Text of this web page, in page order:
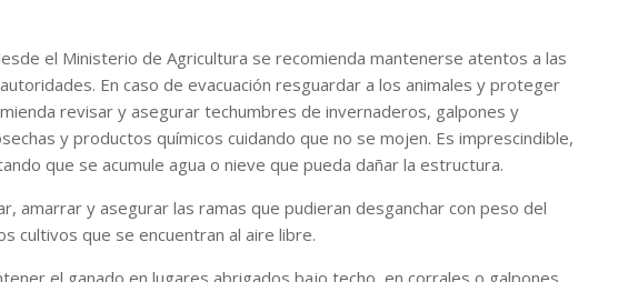
el Ministerio de Agricultura se recomienda mantenerse atentos a las
En caso de evacuación resguardar a los animales y proteger
revisar y asegurar techumbres de invernaderos, galpones y
y productos químicos cuidando que no se mojen. Es imprescindible,
que se acumule agua o nieve que pueda dañar la estructura.
amarrar y asegurar las ramas que pudieran desganchar con peso del
cultivos que se encuentran al aire libre.
el ganado en lugares abrigados bajo techo, en corrales o galpones,